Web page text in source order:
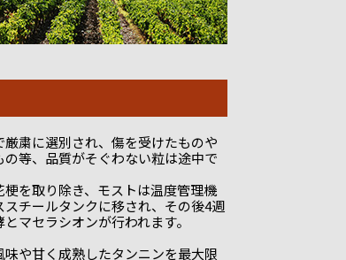
厳粛に選別され、傷を受けたものや
の等、品質がそぐわない粒は途中で
梗を取り除き、モストは温度管理機
チールタンクに移され、その後4週
マセラシオンが行われます。
味や甘く成熟したタンニンを最大限